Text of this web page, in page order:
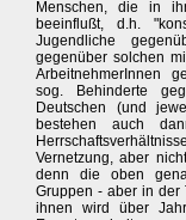
Menschen, die in
beeinflußt, d.h.
Jugendliche
gegenüber solchen
ArbeitnehmerInnen
sog. Behinderte
Deutschen (und
bestehen auch
Vernetzung, aber
denn die oben
Gruppen - aber in der
ihnen wird über